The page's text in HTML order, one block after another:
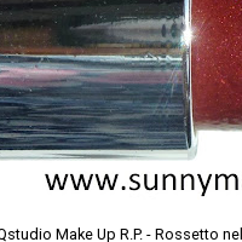
Make Up R.P. - Rossetto